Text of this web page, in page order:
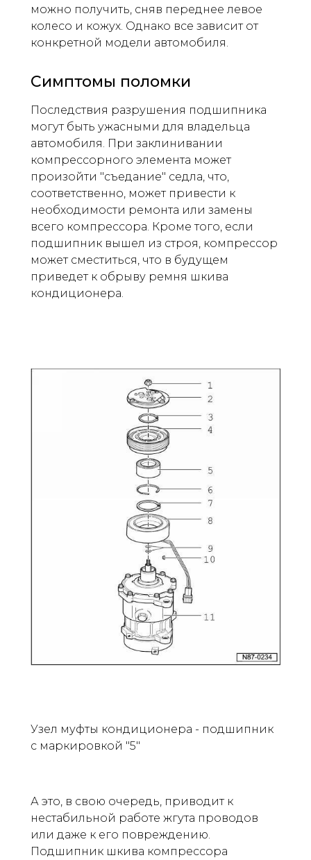
можно получить, сняв переднее левое
колесо и кожух. Однако все зависит от
конкретной модели автомобиля.
Симптомы поломки
Последствия разрушения подшипника
могут быть ужасными для владельца
автомобиля. При заклинивании
компрессорного элемента может
произойти "съедание" седла, что,
соответственно, может привести к
необходимости ремонта или замены
всего компрессора. Кроме того, если
подшипник вышел из строя, компрессор
может сместиться, что в будущем
приведет к обрыву ремня шкива
кондиционера.
Узел муфты кондиционера - подшипник
с маркировкой "5"
А это, в свою очередь, приводит к
нестабильной работе жгута проводов
или даже к его повреждению.
Подшипник шкива компрессора